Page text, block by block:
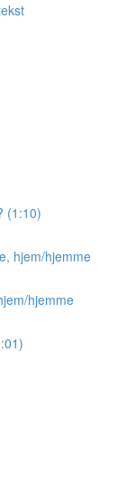
(1:10)
hjem/hjemme
hjemme